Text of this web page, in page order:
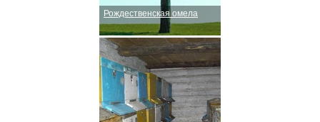
Рождественская омела